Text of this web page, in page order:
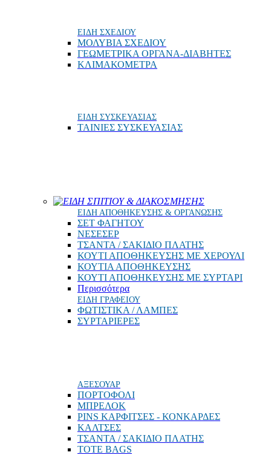
ΕΙΔΗ ΣΧΕΔΙΟΥ
ΜΟΛΥΒΙΑ ΣΧΕΔΙΟΥ
ΓΕΩΜΕΤΡΙΚΑ ΟΡΓΑΝΑ-ΔΙΑΒΗΤΕΣ
ΚΛΙΜΑΚΟΜΕΤΡΑ
ΕΙΔΗ ΣΥΣΚΕΥΑΣΙΑΣ
ΤΑΙΝΙΕΣ ΣΥΣΚΕΥΑΣΙΑΣ
ΕΙΔΗ ΣΠΙΤΙΟΥ & ΔΙΑΚΟΣΜΗΣΗΣ
ΕΙΔΗ ΑΠΟΘΗΚΕΥΣΗΣ & ΟΡΓΑΝΩΣΗΣ
ΣΕΤ ΦΑΓΗΤΟΥ
ΝΕΣΕΣΕΡ
ΤΣΑΝΤΑ / ΣΑΚΙΔΙΟ ΠΛΑΤΗΣ
ΚΟΥΤΙ ΑΠΟΘΗΚΕΥΣΗΣ ΜΕ ΧΕΡΟΥΛΙ
ΚΟΥΤΙΑ ΑΠΟΘΗΚΕΥΣΗΣ
ΚΟΥΤΙ ΑΠΟΘΗΚΕΥΣΗΣ ΜΕ ΣΥΡΤΑΡΙ
Περισσότερα
ΕΙΔΗ ΓΡΑΦΕΙΟΥ
ΦΩΤΙΣΤΙΚΑ / ΛΑΜΠΕΣ
ΣΥΡΤΑΡΙΕΡΕΣ
ΑΞΕΣΟΥΑΡ
ΠΟΡΤΟΦΟΛΙ
MΠΡΕΛΟΚ
PINS ΚΑΡΦΙΤΣΕΣ - ΚΟΝΚΑΡΔΕΣ
ΚΑΛΤΣΕΣ
ΤΣΑΝΤΑ / ΣΑΚΙΔΙΟ ΠΛΑΤΗΣ
TOTE BAGS